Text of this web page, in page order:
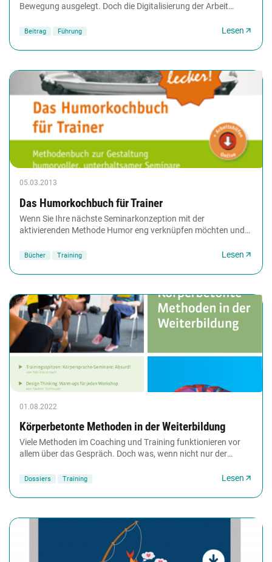
Bewegung ausgelegt. Doch die Digitalisierung der Arbeit
Beitrag Führung Lesen
05.03.2013
Das Humorkochbuch für Trainer
Wenn Sie Ihre nächste Seminarkonzeption mit der
aktivierenden Methode Humor eng verknüpfen möchten und
Bücher Training Lesen
01.08.2022
Körperbetonte Methoden in der Weiterbildung
Viele Methoden im Coaching und Training funktionieren vor
allem über das Gespräch. Doch was, wenn nicht nur der
Dossiers Training Lesen